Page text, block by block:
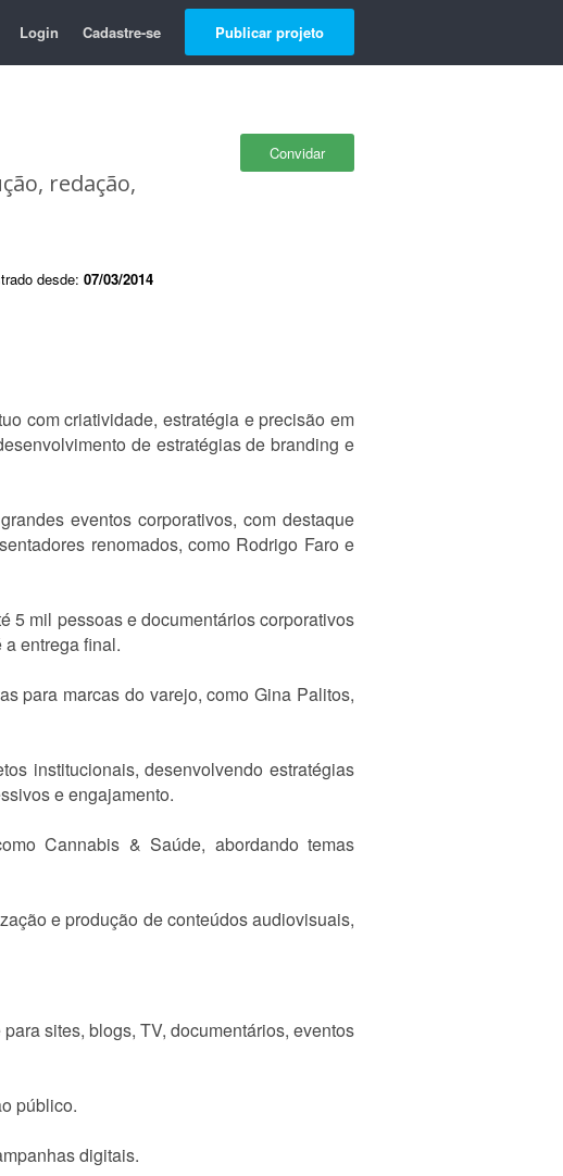
Login Cadastre-se Publicar projeto
Convidar
redação,
desde: 07/03/2014
com criatividade, estratégia e precisão em
de estratégias de branding e
eventos corporativos, com destaque
renomados, como Rodrigo Faro e
5 mil pessoas e documentários corporativos
entrega final.
para marcas do varejo, como Gina Palitos,
institucionais, desenvolvendo estratégias
e engajamento.
Cannabis & Saúde, abordando temas
e produção de conteúdos audiovisuais,
sites, blogs, TV, documentários, eventos
público.
digitais.